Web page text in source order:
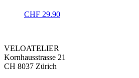
CHF 29.90
VELOATELIER
Kornhausstrasse 21
CH 8037 Zürich